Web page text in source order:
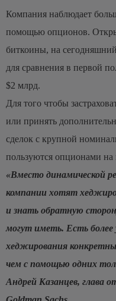
Компания наблюдает
помощью опционов.
биткоины, на
для сравнения в первой
$2 млрд.
Для того чтобы
или принять
сделок с крупной
пользуются опционами на
«Вместо динамической
компании хотят
и знать обратную
могут иметь. Есть более
хеджирования
чем с помощью одних
Андрей Казанцев, глава